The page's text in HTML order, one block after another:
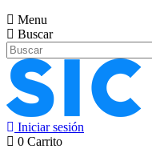
Menu
Buscar
Iniciar sesión
0 Carrito